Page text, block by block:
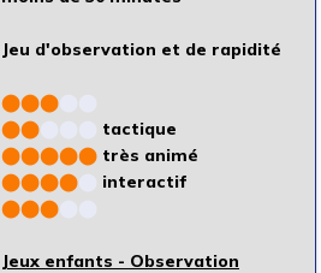
Jeu d'observation et de rapidité
⬤⬤⬤
⬤⬤
tactique
⬤⬤⬤⬤⬤ très animé
⬤⬤⬤⬤
interactif
⬤⬤⬤
Jeux enfants - Observation